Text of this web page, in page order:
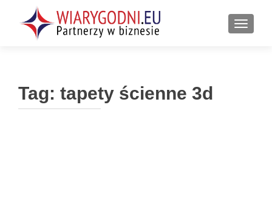
Tag: tapety ścienne 3d